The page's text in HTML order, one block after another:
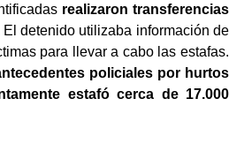
realizaron transferencias
El detenido utilizaba información de
para llevar a cabo las estafas.
policiales por hurtos
estafó cerca de 17.000